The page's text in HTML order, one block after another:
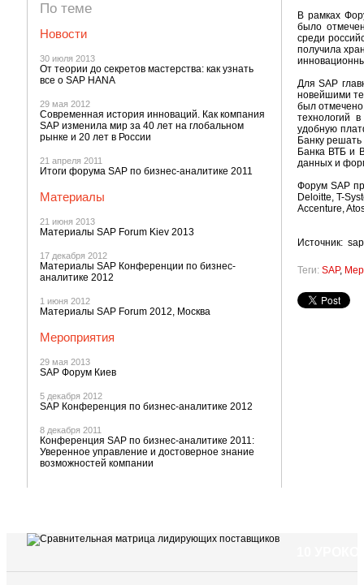
По теме
Новости
30 июля 2013
От теории до секретов мастерства: как узнать
все о SAP HANA
29 мая 2012
Современная история инноваций. Как компания
SAP изменила мир за 40 лет на глобальном
рынке и 20 лет в России
21 апреля 2011
Итоги форума SAP по бизнес-аналитике 2011
Материалы
21 июня 2013
Материалы SAP Forum Kiev 2013
17 декабря 2012
Материалы SAP Конференции по бизнес-
аналитике 2012
1 июня 2012
Материалы SAP Forum 2012, Москва
Мероприятия
29 мая 2013
SAP Форум Киев
5 декабря 2012
SAP Конференция по бизнес-аналитике 2012
8 декабря 2011
Конференция SAP по бизнес-аналитике 2011:
Уверенное управление и достоверное знание
возможностей компании
В рамках
было
среди
получила
Для SAP
новейшими
был
технологий
удобную
Банку
Банка ВТБ и
данных и
Форум SAP
Deloitte, T-
Accenture,
Источник:
Теги: SAP,